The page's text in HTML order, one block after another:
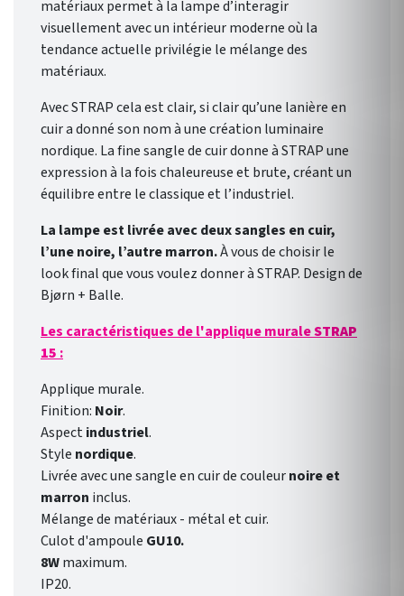
matériaux permet à la lampe d’interagir
visuellement avec un intérieur moderne où la
tendance actuelle privilégie le mélange des
matériaux.
Avec STRAP cela est clair, si clair qu’une lanière en
cuir a donné son nom à une création luminaire
nordique. La fine sangle de cuir donne à STRAP une
expression à la fois chaleureuse et brute, créant un
équilibre entre le classique et l’industriel.
La lampe est livrée avec deux sangles en cuir,
l’une noire, l’autre marron.À vous de choisir le
look final que vous voulez donner à STRAP. Design de
Bjørn + Balle.
Les caractéristiques de l'applique muraleSTRAP
15 :
Applique murale.
Finition: Noir.
Aspectindustriel.
Style nordique.
Livrée avec une sangle en cuir de couleurnoire et
marron inclus.
Mélange de matériaux - métal et cuir.
Culotd'ampoule GU10.
8Wmaximum.
IP20.